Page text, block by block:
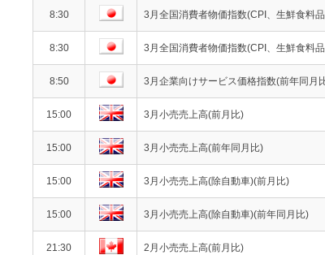
8:30 3月全国消費者物価指数(CPI、生鮮食料
8:30 3月全国消費者物価指数(CPI、生鮮食料
8:50 3月企業向けサービス価格指数(前年同月
15:00 3月小売売上高(前月比)
15:00 3月小売売上高(前年同月比)
15:00 3月小売売上高(除自動車)(前月比)
15:00 3月小売売上高(除自動車)(前年同月比)
21:30 2月小売売上高(前月比)